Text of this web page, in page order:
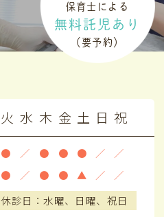
火 水 木 金 土 日 祝
● ／ ● ● ● ／ ／
● ／ ● ● ▲ ／
／
休診日：水曜、日曜、祝日
保育士による
無料託児あり
（要予約）